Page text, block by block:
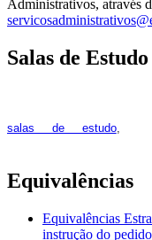
Administrativos, através
Salas de Estudo
salas de estudo,
Equivalências
Equivalências
instrução do pedido